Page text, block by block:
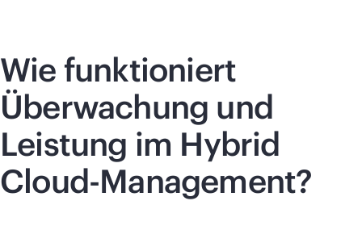
Wie funktioniert
Überwachung und
Leistung im Hybrid
Cloud-Management?